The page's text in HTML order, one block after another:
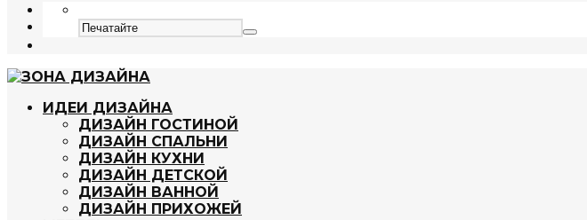
ИДЕИ ДИЗАЙНА
ДИЗАЙН ГОСТИНОЙ
ДИЗАЙН СПАЛЬНИ
ДИЗАЙН КУХНИ
ДИЗАЙН ДЕТСКОЙ
ДИЗАЙН ВАННОЙ
ДИЗАЙН ПРИХОЖЕЙ